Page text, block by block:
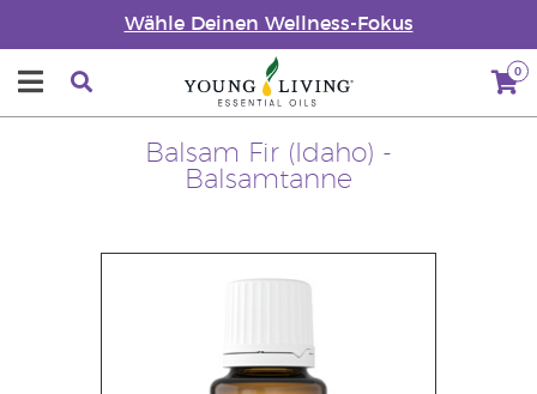
Wähle Deinen Wellness-Fokus
0
Balsam Fir (Idaho) -
Balsamtanne